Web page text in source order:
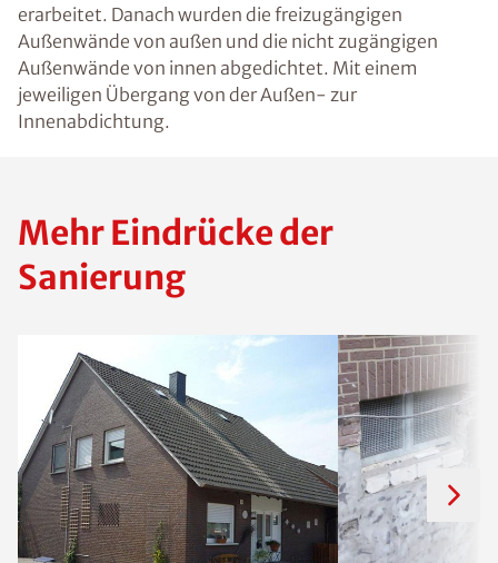
erarbeitet. Danach wurden die freizugängigen
Außenwände von außen und die nicht zugängigen
Außenwände von innen abgedichtet. Mit einem
jeweiligen Übergang von der Außen- zur
Innenabdichtung.
Mehr Eindrücke der
Sanierung